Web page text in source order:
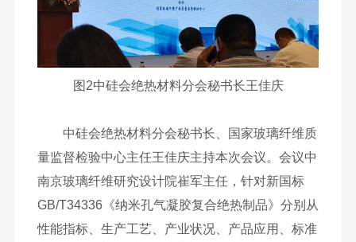
图2中硅会绝热材料分会秘书长王佳庆
中硅会绝热材料分会秘书长、国家玻璃纤维质
量监督检验中心主任王佳庆主持本次会议。会议中
南京玻璃纤维研究设计院崔军主任，针对新国标
GB/T34336《纳米孔气凝胶复合绝热制品》分别从
性能指标、生产工艺、产业状况、产品应用、标准